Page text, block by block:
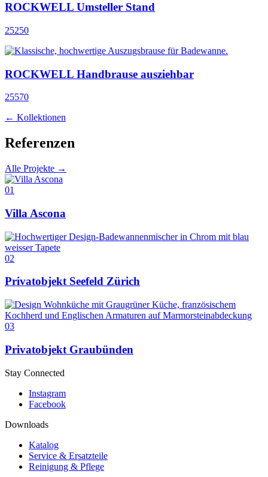
ROCKWELL Umsteller Stand
25250
ROCKWELL Handbrause ausziehbar
25570
← Kollektionen
Referenzen
Alle Projekte →
01
Villa Ascona
02
Privatobjekt Seefeld Zürich
03
Privatobjekt Graubünden
Stay Connected
Instagram
Facebook
Downloads
Katalog
Service & Ersatzteile
Reinigung & Pflege